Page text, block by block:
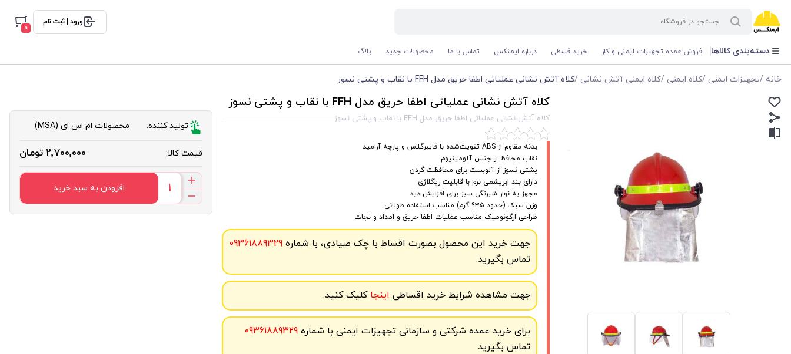
ورود | ثبت نام
0
دسته‌بندی کالاها فروش عمده تجهیزات ایمنی و کار خرید قسطی درباره ایمنکس تماس با ما محصولات جدید بلاگ
خانه /تجهیزات ایمنی /کلاه ایمنی /کلاه ایمنی آتش نشانی /کلاه آتش نشانی عملیاتی اطفا حریق مدل FFH با نقاب و پشتی نسوز
کلاه آتش نشانی عملیاتی اطفا حریق مدل FFH با نقاب و پشتی نسوز
کلاه آتش نشانی عملیاتی اطفا حریق مدل FFH با نقاب و پشتی نسوز
بدنه مقاوم از ABS تقویت‌شده با فایبرگلاس و پارچه آرامید
نقاب محافظ از جنس آلومینیوم
پشتی نسوز از آلوبست برای محافظت گردن
دارای بند ابریشمی نرم با قابلیت ریگلاژی
مجهز به نوار شبرنگی سبز برای افزایش دید
وزن سبک (حدود 935 گرم) مناسب استفاده طولانی
طراحی ارگونومیک مناسب عملیات اطفا حریق و امداد و نجات
جهت خرید این محصول بصورت اقساط با چک صیادی، با شماره 09361889329
تماس بگیرید.
جهت مشاهده شرایط خرید اقساطی اینجاکلیک کنید.
برای خرید عمده شرکتی و سازمانی تجهیزات ایمنی با شماره 09361889329
تماس بگیرید.
تولید کننده: محصولات ام اس ای (MSA)
قیمت کالا: 2٬700٬000 تومان
افزودن به سبد خرید